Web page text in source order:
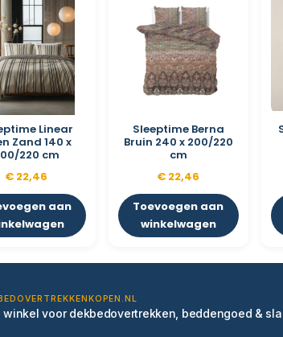
Linear
Zand 140 x
220 cm
€ 22,46
aan
Sleeptime Berna
Bruin 240 x 200/220
cm
€ 22,46
Toevoegen aan
winkelwagen
winkel voor dekbedovertrekken, beddengoed &